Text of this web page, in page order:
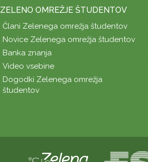
ZELENO OMREŽJE ŠTUDENTOV
Člani Zelenega omrežja študentov
Novice Zelenega omrežja študentov
Banka znanja
Video vsebine
Dogodki Zelenega omrežja
študentov